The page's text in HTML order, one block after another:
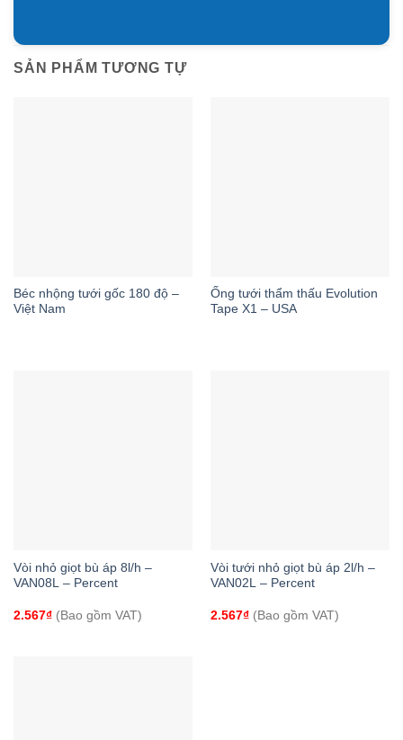
SẢN PHẨM TƯƠNG TỰ
Béc nhộng tưới gốc 180 độ –
Việt Nam
Ống tưới thẩm thấu Evolution
Tape X1 – USA
Vòi nhỏ giọt bù áp 8l/h –
VAN08L – Percent
2.567₫(Bao gồm VAT)
Vòi tưới nhỏ giọt bù áp 2l/h –
VAN02L – Percent
2.567₫(Bao gồm VAT)